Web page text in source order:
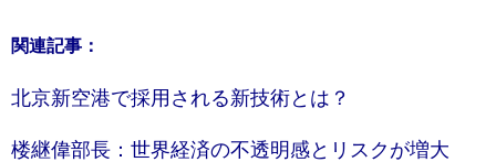
関連記事：
北京新空港で採用される新技術とは？
楼継偉部長：世界経済の不透明感とリスクが増大